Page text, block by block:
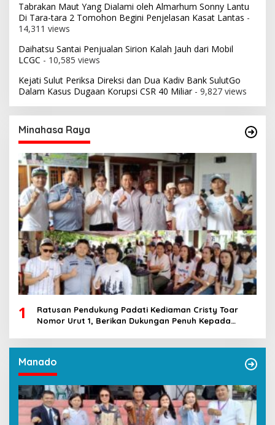
Tabrakan Maut Yang Dialami oleh Almarhum Sonny Lantu
Di Tara-tara 2 Tomohon Begini Penjelasan Kasat Lantas -
14,311 views
Daihatsu Santai Penjualan Sirion Kalah Jauh dari Mobil
LCGC - 10,585 views
Kejati Sulut Periksa Direksi dan Dua Kadiv Bank SulutGo
Dalam Kasus Dugaan Korupsi CSR 40 Miliar- 9,827 views
Minahasa Raya
1
Ratusan Pendukung Padati Kediaman Cristy Toar
Nomor Urut 1, Berikan Dukungan Penuh Kepada
Manado